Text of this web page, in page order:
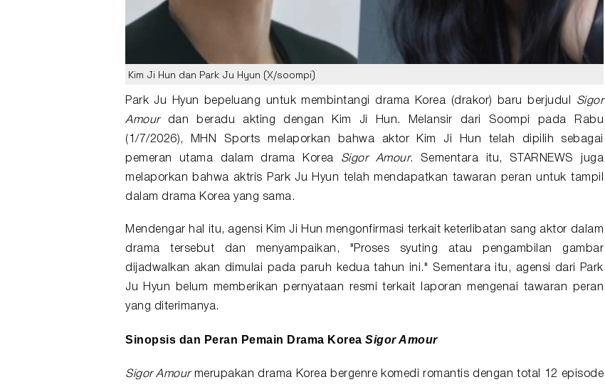
Kim Ji Hun dan Park Ju Hyun (X/soompi)
Park Ju Hyun bepeluang untuk membintangi drama Korea (drakor) baru berjudul
Sigor
Amourdan beradu akting dengan Kim Ji Hun. Melansir dari Soompi pada Rabu
(1/7/2026), MHN Sports melaporkan bahwa aktor Kim Ji Hun telah dipilih sebagai
pemeran utama dalam drama Korea Sigor Amour. Sementara itu, STARNEWS juga
melaporkan bahwa aktris Park Ju Hyun telah mendapatkan tawaran peran untuk tampil
dalam drama Korea yang sama.
Mendengar hal itu, agensi Kim Ji Hun mengonfirmasi terkait keterlibatan sang aktor dalam
drama tersebut dan menyampaikan, "Proses syuting atau pengambilan gambar
dijadwalkan akan dimulai pada paruh kedua tahun ini." Sementara itu, agensi dari Park
Ju Hyun belum memberikan pernyataan resmi terkait laporan mengenai tawaran peran
yang diterimanya.
Sinopsis dan Peran Pemain Drama Korea Sigor Amour
Sigor Amourmerupakan drama Korea bergenre komedi romantis dengan total 12 episode